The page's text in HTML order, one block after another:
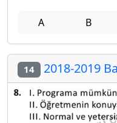
A B
14 2018-2019